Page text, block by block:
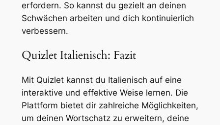
erfordern. So kannst du gezielt an deinen
Schwächen arbeiten und dich kontinuierlich
verbessern.
Quizlet Italienisch: Fazit
Mit Quizlet kannst du Italienisch auf eine
interaktive und effektive Weise lernen. Die
Plattform bietet dir zahlreiche Möglichkeiten,
um deinen Wortschatz zu erweitern, deine